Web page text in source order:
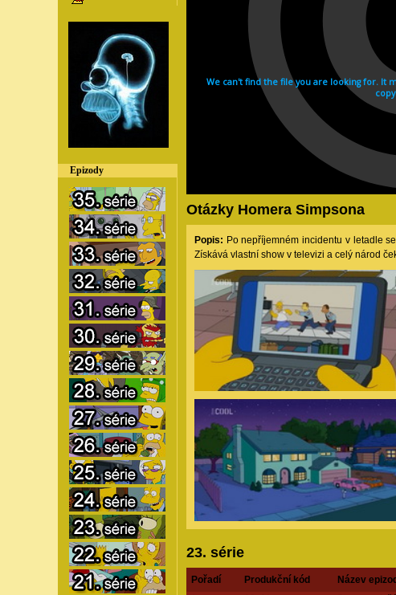
Epizody
Otázky Homera Simpsona
Popis: Po nepříjemném incidentu v letadle
Získává vlastní show v televizi a celý národ
23. série
Pořadí Produkční kód Název